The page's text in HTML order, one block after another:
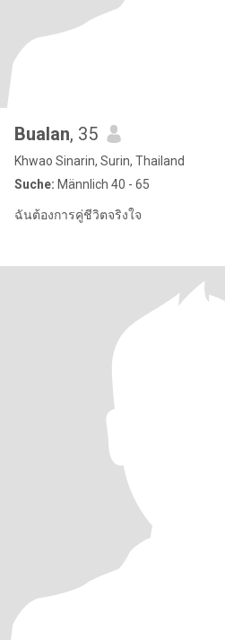
Bualan, 35
Khwao Sinarin, Surin, Thailand
Suche: Männlich 40 - 65
ฉันต้องการคู่ชีวิตจริงใจ